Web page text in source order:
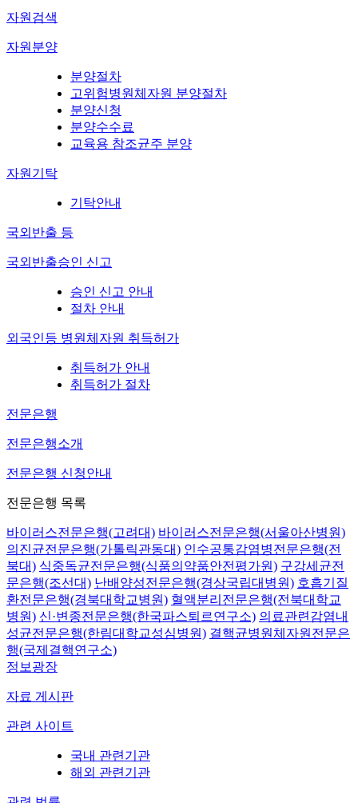
자원검색
자원분양
분양절차
고위험병원체자원 분양절차
분양신청
분양수수료
교육용 참조균주 분양
자원기탁
기탁안내
국외반출 등
국외반출승인 신고
승인 신고 안내
절차 안내
외국인등 병원체자원 취득허가
취득허가 안내
취득허가 절차
전문은행
전문은행소개
전문은행 신청안내
전문은행 목록
바이러스전문은행(고려대) 바이러스전문은행(서울아산병원)
의진균전문은행(가톨릭관동대) 인수공통감염병전문은행(전
북대) 식중독균전문은행(식품의약품안전평가원) 구강세균전
문은행(조선대) 난배양성전문은행(경상국립대병원) 호흡기질
환전문은행(경북대학교병원) 혈액분리전문은행(전북대학교
병원) 신·변종전문은행(한국파스퇴르연구소) 의료관련감염내
성균전문은행(한림대학교성심병원) 결핵균병원체자원전문은
행(국제결핵연구소)
정보광장
자료 게시판
관련 사이트
국내 관련기관
해외 관련기관